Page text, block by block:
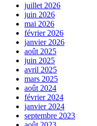
juillet 2026
juin 2026
mai 2026
février 2026
janvier 2026
août 2025
juin 2025
avril 2025
mars 2025
août 2024
février 2024
janvier 2024
septembre 2023